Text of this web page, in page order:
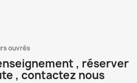
ouvrés
, réserver
, contactez nous